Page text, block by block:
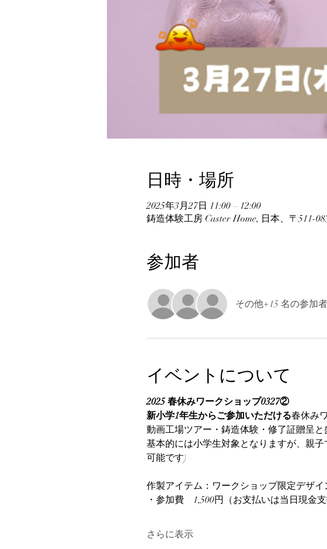
日時・場所
2025年3月27日 11:00 – 12:00
鋳造体験工房 Caster Home, 日本、〒511-
参加者
その他+15 名の参加者
イベントについて
2025 春休みワークショップ0327②
新小学1年生からご参加いただける春休み
動画工場ツアー・鋳造体験・修了証贈呈と
基本的には小学生対象となりますが、親
可能です)
作製アイテム：ワークショップ限定デザイ
・参加費　1,500円（お支払いは当日現金
さらに表示